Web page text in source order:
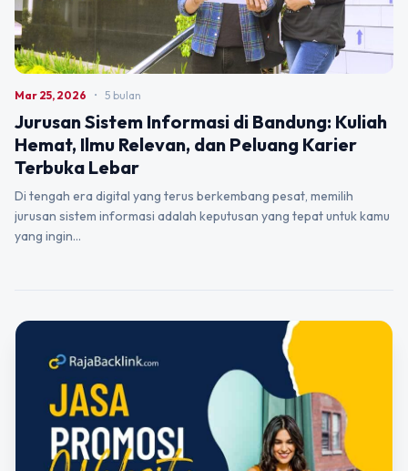
Mar 25, 2026 • 5 bulan
Jurusan Sistem Informasi di Bandung: Kuliah
Hemat, Ilmu Relevan, dan Peluang Karier
Terbuka Lebar
Di tengah era digital yang terus berkembang pesat, memilih
jurusan sistem informasi adalah keputusan yang tepat untuk kamu
yang ingin…